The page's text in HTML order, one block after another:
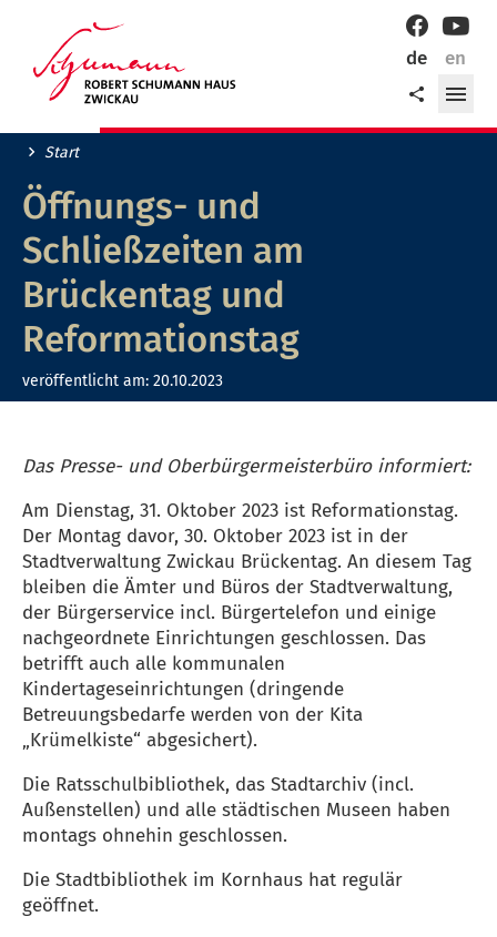
Stadt
de
en
Teilen
Facebook
Start
Öffnungs- und
Schließzeiten am
Brückentag und
Reformationstag
veröffentlicht am: 20.10.2023
Das Presse- und Oberbürgermeisterbüro informiert:
Am Dienstag, 31. Oktober 2023 ist Reformationstag.
Der Montag davor, 30. Oktober 2023 ist in der
Stadtverwaltung Zwickau Brückentag. An diesem Tag
bleiben die Ämter und Büros der Stadtverwaltung,
der Bürgerservice incl. Bürgertelefon und einige
nachgeordnete Einrichtungen geschlossen. Das
betrifft auch alle kommunalen
Kindertageseinrichtungen (dringende
Betreuungsbedarfe werden von der Kita
„Krümelkiste“ abgesichert).
Die Ratsschulbibliothek, das Stadtarchiv (incl.
Außenstellen) und alle städtischen Museen haben
montags ohnehin geschlossen.
Die Stadtbibliothek im Kornhaus hat regulär
geöffnet.